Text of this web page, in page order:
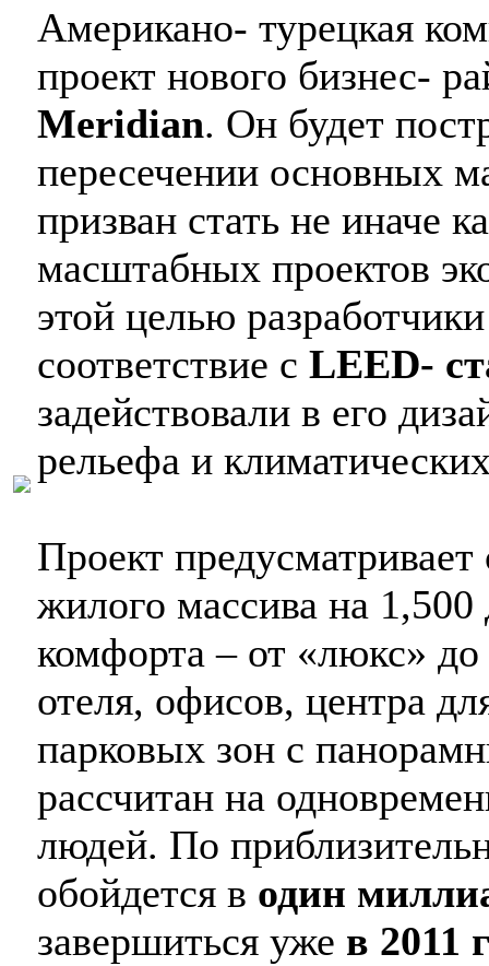
Американо- турецкая
проект нового бизнес-
Meridian. Он будет
пересечении основных
призван стать не иначе
масштабных проектов
этой целью
соответствие с LEED-
задействовали в его
рельефа и
Проект
жилого массива на
комфорта – от «люкс» до
отеля, офисов, центра
парковых зон с
рассчитан на
людей. По
обойдется в один
завершиться уже в 2011